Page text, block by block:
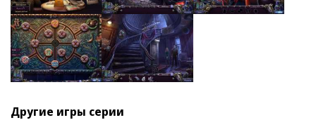
Другие игры серии